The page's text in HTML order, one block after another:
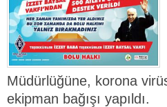
Müdürlüğüne, korona
ekipman bağışı yapıldı.